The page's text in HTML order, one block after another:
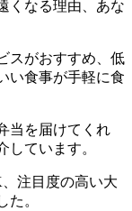
くなる理由、あな
スがおすすめ、低
い食事が手軽に食
当を届けてくれ
しています。
注目度の高い大
た。